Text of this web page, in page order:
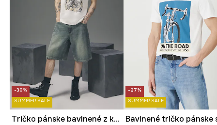
-30%
SUMMER SALE
Tričko pánske bavlnené z kolekcie Tattoo Art by Mattia Provezza
-27%
SUMMER SALE